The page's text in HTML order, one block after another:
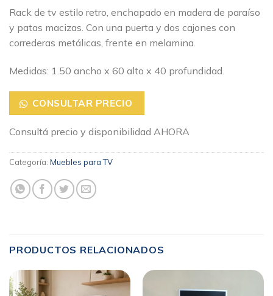
Rack de tv estilo retro, enchapado en madera de paraíso
y patas macizas. Con una puerta y dos cajones con
correderas metálicas, frente en melamina.
Medidas: 1.50 ancho x 60 alto x 40 profundidad.
CONSULTAR PRECIO
Consultá precio y disponibilidad AHORA
Categoría: Muebles para TV
PRODUCTOS RELACIONADOS